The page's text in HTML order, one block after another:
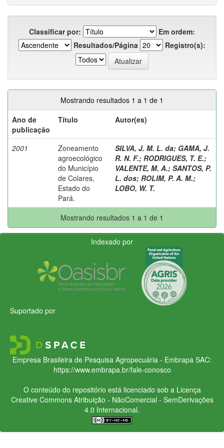
Classificar por:
Em ordem:
Resultados/Página
Registro(s):
Mostrando resultados 1 a 1 de 1
Ano de
publicação
Título Autor(es)
2001
Zoneamento
agroecológico
do Município
de Colares,
Estado do
Pará.
SILVA, J. M. L. da; GAMA, J.
R. N. F.; RODRIGUES, T. E.;
VALENTE, M. A.; SANTOS, P.
L. dos; ROLIM, P. A. M.;
LOBO, W. T.
Mostrando resultados 1 a 1 de 1
Indexado por
Suportado por
Empresa Brasileira de Pesquisa Agropecuária - Embrapa SAC:
https://www.embrapa.br/fale-conosco
O conteúdo do repositório está licenciado sob a Licença
Creative CommonsAtribuição - NãoComercial - SemDerivações
4.0 Internacional.